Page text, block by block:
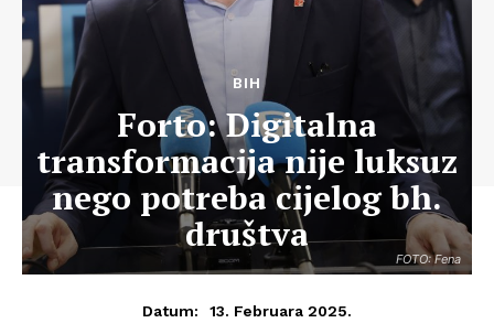
FOTO: Fena
BIH
Forto: Digitalna
transformacija nije luksuz
nego potreba cijelog bh.
društva
Datum: 13. Februara 2025.